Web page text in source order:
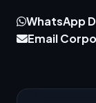
WhatsApp
Email